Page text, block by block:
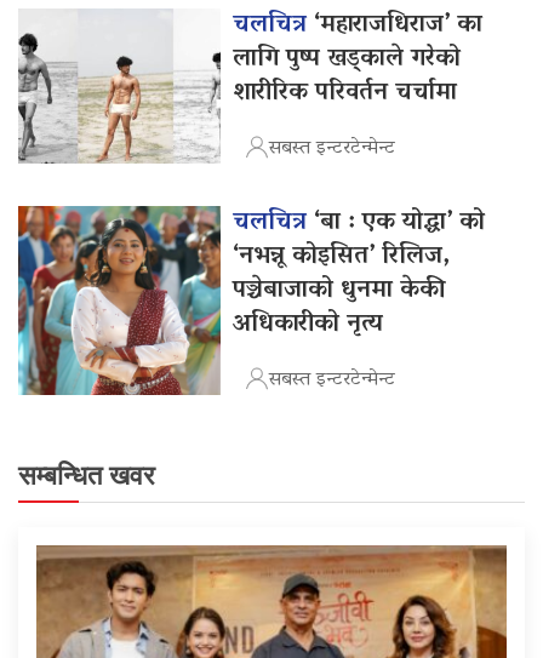
चलचित्र‘महाराजधिराज’ का
लागि पुष्प खड्काले गरेको
शारीरिक परिवर्तन चर्चामा
सबस्त इन्टरटेन्मेन्ट
चलचित्र‘बा : एक योद्धा’ को
‘नभन्नू कोइसित’ रिलिज,
पञ्चेबाजाको धुनमा केकी
अधिकारीको नृत्य
सबस्त इन्टरटेन्मेन्ट
सम्बन्धित खवर